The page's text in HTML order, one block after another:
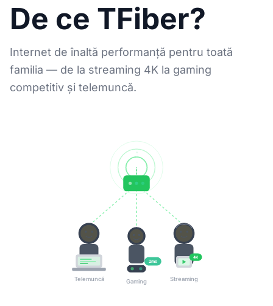
De ce TFiber?
Internet de înaltă performanță pentru toată
familia — de la streaming 4K la gaming
competitiv și telemuncă.
Telemuncă
2ms
Gaming
4K
Streaming